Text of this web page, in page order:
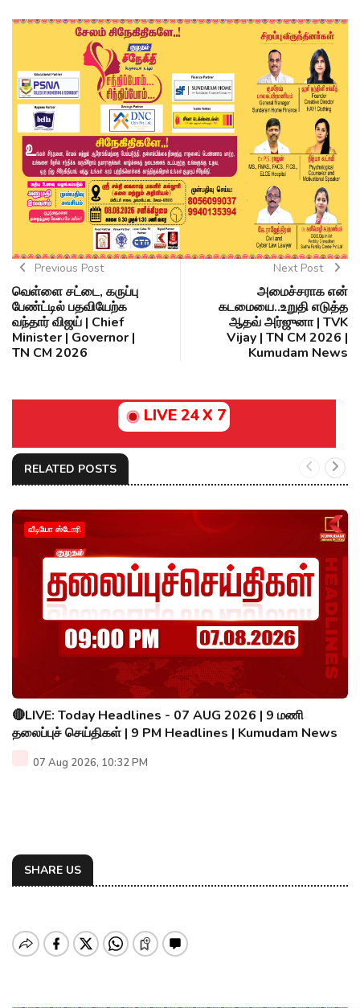
Previous Post
வெள்ளை சட்டை, கருப்பு
பேண்ட்டில் பதவியேற்க
வந்தார் விஜய் | Chief
Minister | Governor |
TN CM 2026
Next Post
அமைச்சராக என்
கடமையை..உறுதி எடுத்த
ஆதவ் அர்ஜுனா | TVK
Vijay | TN CM 2026 |
Kumudam News
LIVE 24 X 7
RELATED POSTS
வீடியோ ஸ்டோரி
🔴LIVE: Today Headlines - 07 AUG 2026 | 9 மணி
தலைப்புச் செய்திகள் | 9 PM Headlines | Kumudam News
07 Aug 2026, 10:32 PM
SHARE US